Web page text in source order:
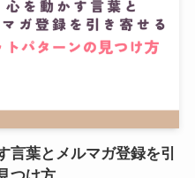
言葉とメルマガ登録を引